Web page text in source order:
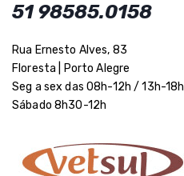
51 98585.0158
Rua Ernesto Alves, 83
Floresta | Porto Alegre
Seg a sex das 08h-12h / 13h-18h
Sábado 8h30-12h